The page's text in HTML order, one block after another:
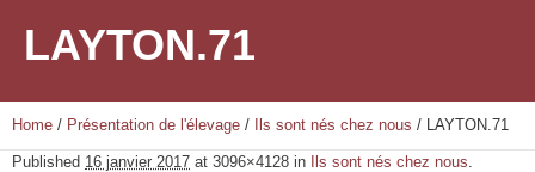
LAYTON.71
Home / Présentation de l'élevage / Ils sont nés chez nous / LAYTON.71
Published 16 janvier 2017 at 3096×4128 in Ils sont nés chez nous.